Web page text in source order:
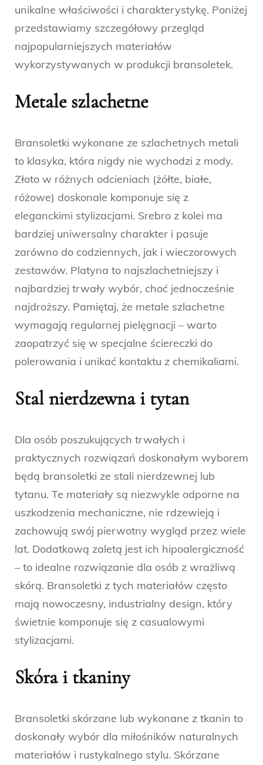
unikalne właściwości i charakterystykę. Poniżej
przedstawiamy szczegółowy przegląd
najpopularniejszych materiałów
wykorzystywanych w produkcji bransoletek.
Metale szlachetne
Bransoletki wykonane ze szlachetnych metali
to klasyka, która nigdy nie wychodzi z mody.
Złoto w różnych odcieniach (żółte, białe,
różowe) doskonale komponuje się z
eleganckimi stylizacjami. Srebro z kolei ma
bardziej uniwersalny charakter i pasuje
zarówno do codziennych, jak i wieczorowych
zestawów. Platyna to najszlachetniejszy i
najbardziej trwały wybór, choć jednocześnie
najdroższy. Pamiętaj, że metale szlachetne
wymagają regularnej pielęgnacji – warto
zaopatrzyć się w specjalne ściereczki do
polerowania i unikać kontaktu z chemikaliami.
Stal nierdzewna i tytan
Dla osób poszukujących trwałych i
praktycznych rozwiązań doskonałym wyborem
będą bransoletki ze stali nierdzewnej lub
tytanu. Te materiały są niezwykle odporne na
uszkodzenia mechaniczne, nie rdzewieją i
zachowują swój pierwotny wygląd przez wiele
lat. Dodatkową zaletą jest ich hipoalergiczność
– to idealne rozwiązanie dla osób z wrażliwą
skórą. Bransoletki z tych materiałów często
mają nowoczesny, industrialny design, który
świetnie komponuje się z casualowymi
stylizacjami.
Skóra i tkaniny
Bransoletki skórzane lub wykonane z tkanin to
doskonały wybór dla miłośników naturalnych
materiałów i rustykalnego stylu. Skórzane